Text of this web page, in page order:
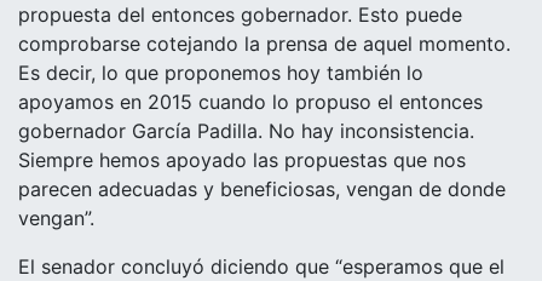
propuesta del entonces gobernador. Esto puede
comprobarse cotejando la prensa de aquel momento.
Es decir, lo que proponemos hoy también lo
apoyamos en 2015 cuando lo propuso el entonces
gobernador García Padilla. No hay inconsistencia.
Siempre hemos apoyado las propuestas que nos
parecen adecuadas y beneficiosas, vengan de donde
vengan”.
El senador concluyó diciendo que “esperamos que el